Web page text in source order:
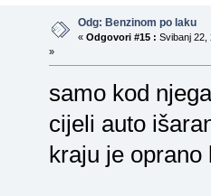
Odg: Benzinom po laku
« Odgovori #15 : Svibanj 22,
»
samo kod
cijeli auto
kraju je oprano